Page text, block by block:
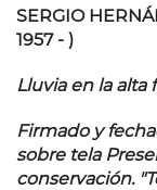
SERGIO
1957 - )
Lluvia en la alta
Firmado y
sobre tela
conservación. "